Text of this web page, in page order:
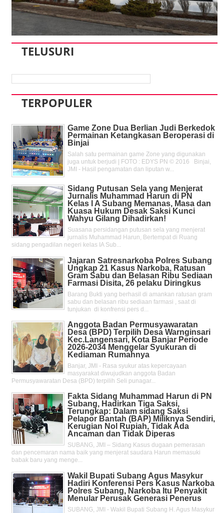
TELUSURI
TERPOPULER
Game Zone Dua Berlian Judi Berkedok
Permainan Ketangkasan Beroperasi di
Binjai
Salah satu permainan game Zone yang digunakan
juga untuk berjudi | FOTO : EDYS PN © 2016 Binjai,
JMI - Hasil pengamatan dan liputan w...
Sidang Putusan Sela yang Menjerat
Jurnalis Muhammad Harun di PN
Kelas l A Subang Memanas, Masa dan
Kuasa Hukum Desak Saksi Kunci
Wahyu Gilang Dihadirkan!
Suasana persidangan putusan sela yang menjerat
jurnalis Muhammad Harun, Bertempat di Ruang
sidang pengadilan negeri kelas IA Sub...
Jajaran Satresnarkoba Polres Subang
Ungkap 21 Kasus Narkoba, Ratusan
Gram Sabu dan Belasan Ribu Sediaan
Farmasi Disita, 26 pelaku Diringkus
Barang Bukti yang berhasil di amankan ratusan gram
sabu dan belasan ribu sediaan farmasi , saat di
tunjukan di konfrensi pers d...
Anggota Badan Permusyawaratan
Desa (BPD) Terpilih Desa Warnginsari
Kec.Langensari, Kota Banjar Periode
2026-2034 Menggelar Syukuran di
Kediaman Rumahnya
Banjar, JMI - Rasa syukur atas kepercayaan
masyarakat diwujudkan anggota Badan
Permusyawaratan Desa (BPD) terpilih Seli punagar...
Fakta Sidang Muhammad Harun di PN
Subang, Hadirkan Tiga Saksi,
Terungkap: Dalam sidang Saksi
Pelapor Bantah (BAP) Miliknya Sendiri,
Kerugian Nol Rupiah, Tidak Ada
Ancaman dan Tidak Diperas
SUBANG, JMI – Sidang Kasus dugaan pemerasan
dan pencemaran nama baik yang menjerat saudara Harun memasuki
babak baru yang menge...
Wakil Bupati Subang Agus Masykur
Hadiri Konferensi Pers Kasus Narkoba
Polres Subang, Narkoba Itu Penyakit
Menular Perusak Generasi Penerus
SUBANG, JMI - Wakil Bupati Subang H. Agus Masykur